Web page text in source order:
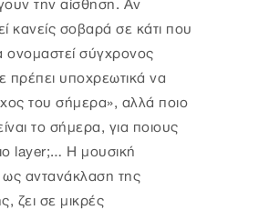
την αίσθηση. Αν
κανείς σοβαρά σε κάτι που
ονομαστεί σύγχρονος
πρέπει υποχρεωτικά να
του σήμερα», αλλά ποιο
το σήμερα, για ποιους
layer;… Η μουσική
ως αντανάκλαση της
ζει σε μικρές